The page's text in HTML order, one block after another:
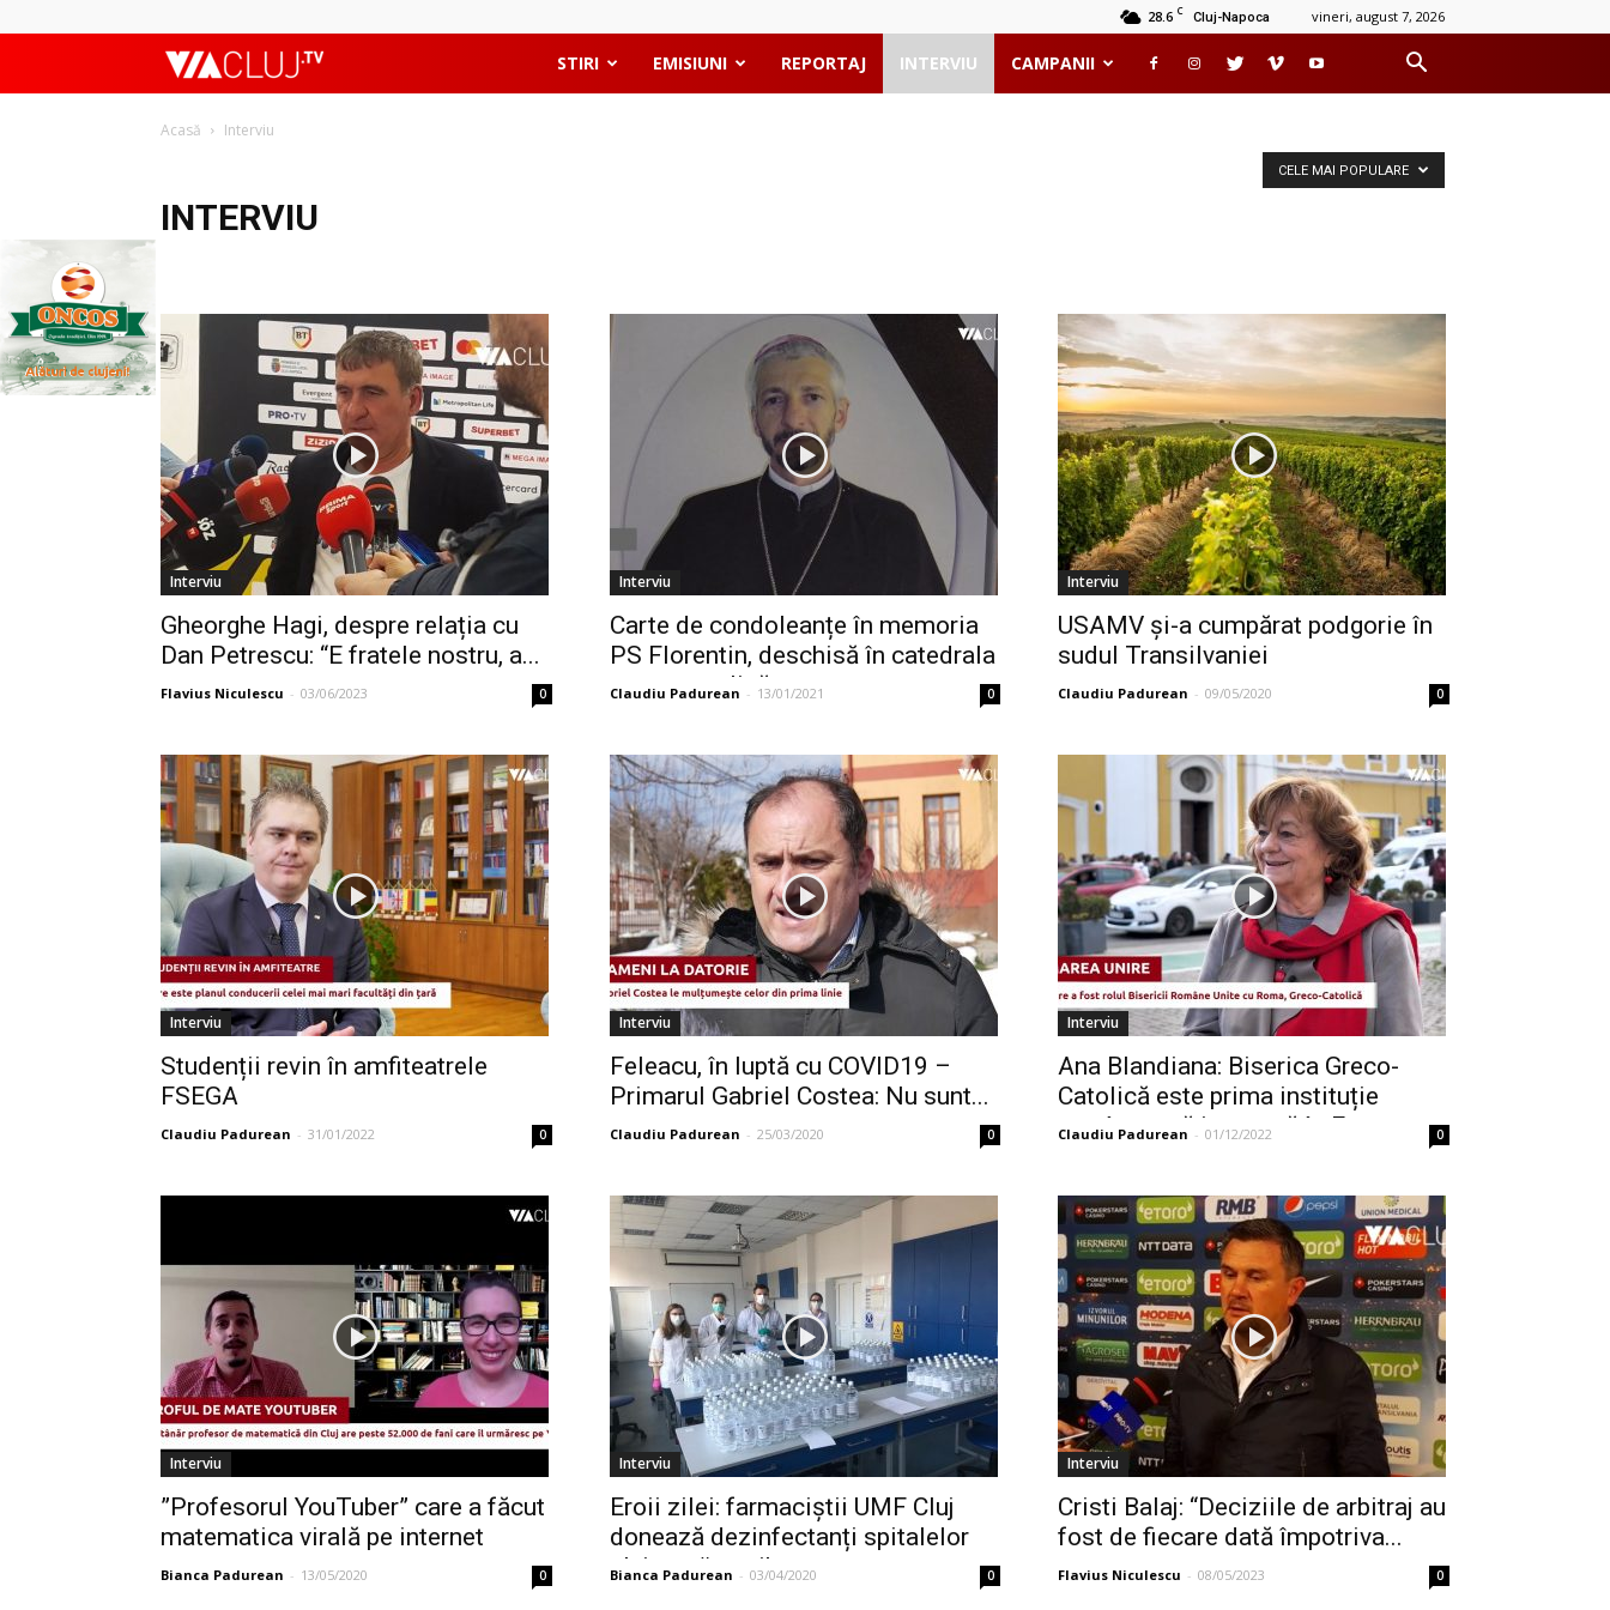
28.6 C Cluj-Napoca vineri, august 7, 2026
ViaClujTV STIRI EMISIUNI REPORTAJ INTERVIU CAMPANII
Acasă Interviu
INTERVIU
CELE MAI POPULARE
Interviu
Gheorghe Hagi, despre relația cu
Dan Petrescu: “E fratele nostru, a...
Flavius Niculescu - 03/06/2023 0
Interviu
Carte de condoleanțe în memoria
PS Florentin, deschisă în catedrala
greco-catolică...
Claudiu Padurean - 13/01/2021 0
Interviu
USAMV și-a cumpărat podgorie în
sudul Transilvaniei
Claudiu Padurean - 09/05/2020 0
Interviu
Studenții revin în amfiteatrele
FSEGA
Claudiu Padurean - 31/01/2022 0
Interviu
Feleacu, în luptă cu COVID19 –
Primarul Gabriel Costea: Nu sunt...
Claudiu Padurean - 25/03/2020 0
Interviu
Ana Blandiana: Biserica Greco-
Catolică este prima instituție
românească integrată în Europa
Claudiu Padurean - 01/12/2022 0
Interviu
”Profesorul YouTuber” care a făcut
matematica virală pe internet
Bianca Padurean - 13/05/2020 0
Interviu
Eroii zilei: farmaciștii UMF Cluj
donează dezinfectanți spitalelor
clujene #vestibune
Bianca Padurean - 03/04/2020 0
Interviu
Cristi Balaj: “Deciziile de arbitraj au
fost de fiecare dată împotriva...
Flavius Niculescu - 08/05/2023 0